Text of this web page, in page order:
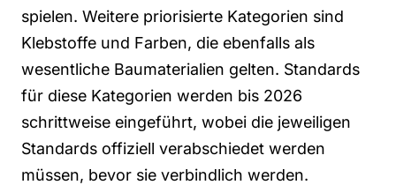
spielen. Weitere priorisierte Kategorien sind
Klebstoffe und Farben, die ebenfalls als
wesentliche Baumaterialien gelten. Standards
für diese Kategorien werden bis 2026
schrittweise eingeführt, wobei die jeweiligen
Standards offiziell verabschiedet werden
müssen, bevor sie verbindlich werden.